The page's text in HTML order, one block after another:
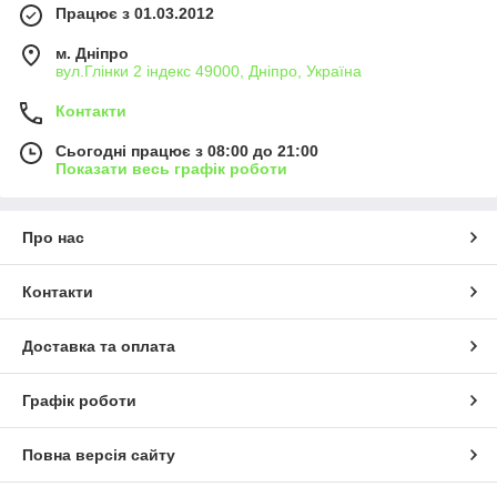
Працює з 01.03.2012
м. Дніпро
вул.Глінки 2 індекс 49000, Дніпро, Україна
Контакти
Сьогодні працює з 08:00 до 21:00
Показати весь графік роботи
Про нас
Контакти
Доставка та оплата
Графік роботи
Повна версія сайту